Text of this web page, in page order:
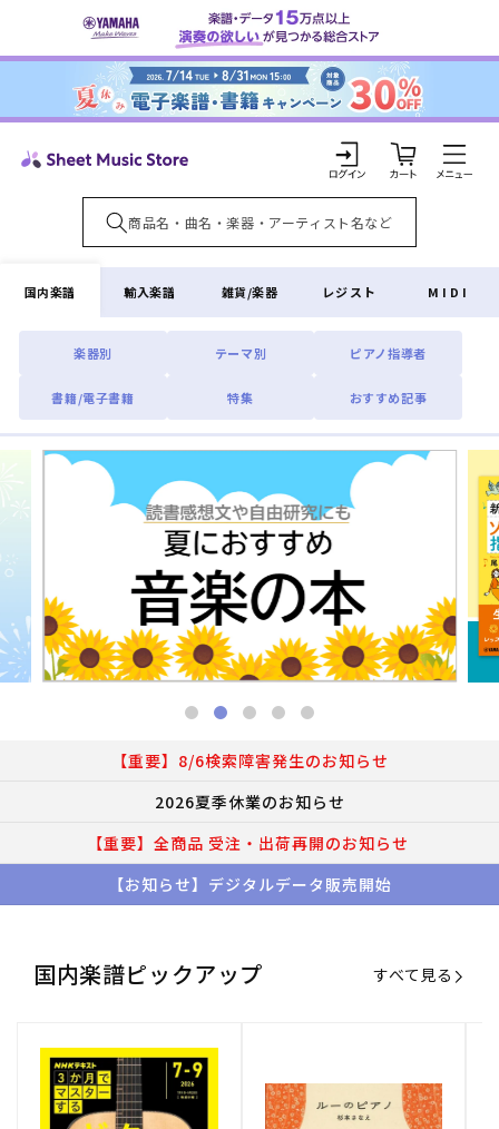
ンツに
ロ
グ
イ
ン
カ
ー
ト
国内楽譜
楽器別 テーマ別 ピアノ指導者
書籍/電子書籍 特集 おすすめ記事
輸入楽譜 雑貨/楽器 レジスト MIDI
【重要】8/6検索障害発生のお知らせ
2026夏季休業のお知らせ
【重要】全商品 受注・出荷再開のお知らせ
【お知らせ】デジタルデータ販売開始
国内楽譜ピックアップ すべて見る